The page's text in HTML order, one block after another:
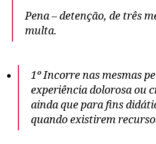
Pena – detenção, de três
multa.
1º Incorre nas mesmas
experiência dolorosa ou
ainda que para fins
quando existirem